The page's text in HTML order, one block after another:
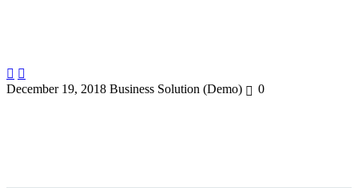
 
December 19, 2018 Business Solution (Demo) 0